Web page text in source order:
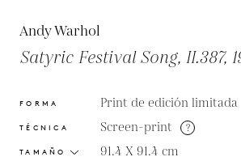
Andy Warhol
Satyric Festival Song, II.387,
FORMA Print de edición limitada
TÉCNICA Screen-print ?
TAMAÑO 91.4 X 91.4 cm